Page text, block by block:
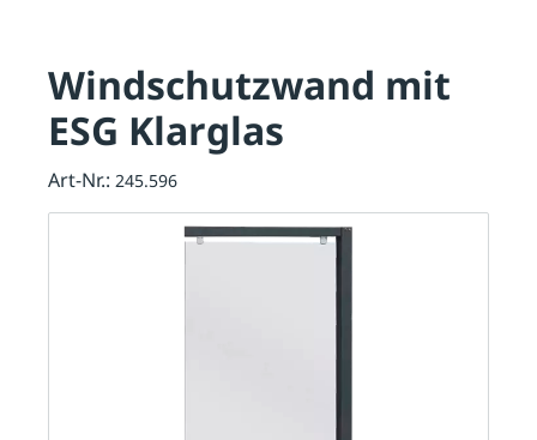
Windschutzwand mit
ESG Klarglas
Art-Nr.: 245.596